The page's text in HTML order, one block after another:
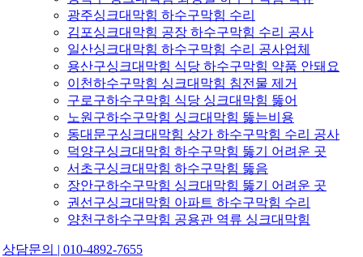
광주싱크대막힘 하수구막힘 수리
김포싱크대막힘 공장 하수구막힘 수리 공사
일산싱크대막힘 하수구막힘 수리 공사업체
용산구싱크대막힘 식당 하수구막힘 약품 안돼요
이천하수구막힘 싱크대막힘 침전물 제거
구로구하수구막힘 식당 싱크대막힘 뚫어
노원구하수구막힘 싱크대막힘 뚫는비용
동대문구싱크대막힘 상가 하수구막힘 수리 공사
덕양구싱크대막힘 하수구막힘 뚫기 어려운 곳
서초구싱크대막힘 하수구막힘 뚫음
장안구하수구막힘 싱크대막힘 뚫기 어려운 곳
권선구싱크대막힘 아파트 하수구막힘 수리
양천구하수구막힘 공용관 역류 싱크대막힘
상담문의 | 010-4892-7655